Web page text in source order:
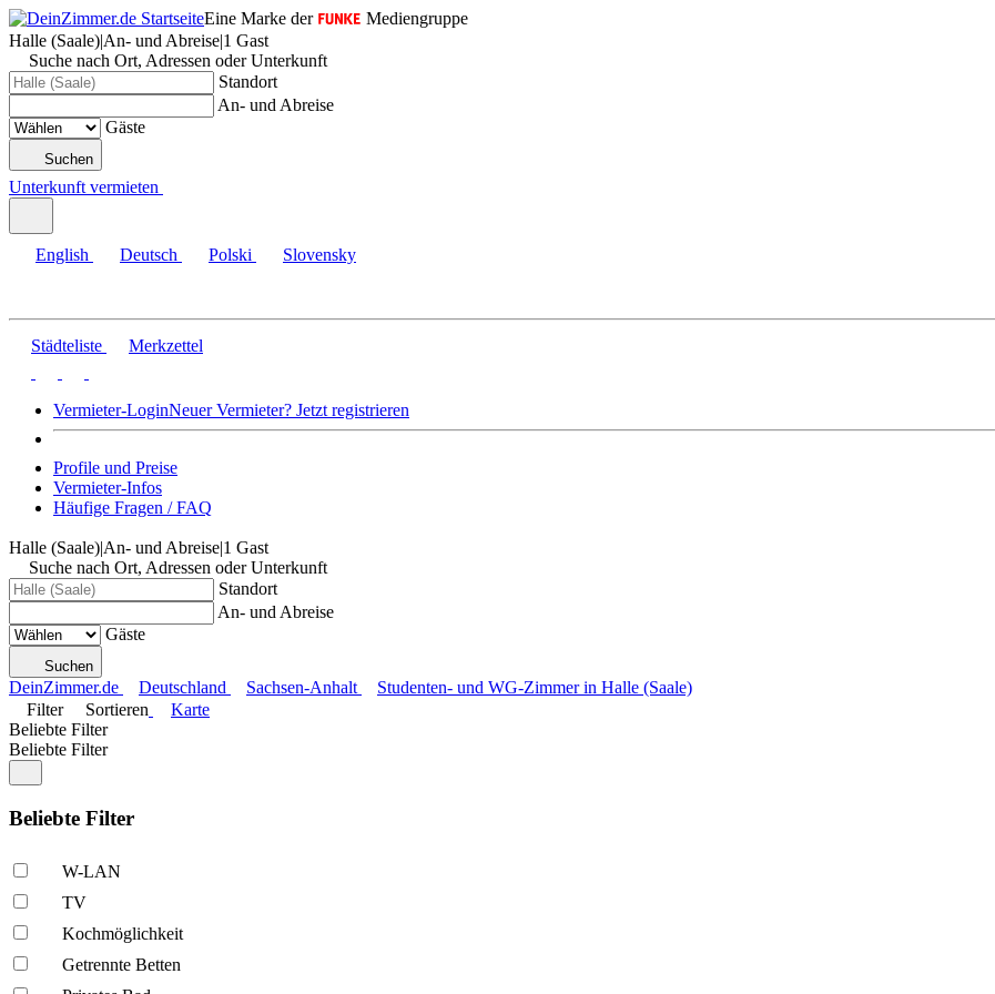
Eine Marke der
Mediengruppe
Halle (Saale)|An- und Abreise|1 Gast
Suche nach Ort, Adressen oder Unterkunft
Standort
An- und Abreise
Gäste
Suchen
Unterkunft vermieten
English Deutsch Polski Slovensky
Städteliste Merkzettel
Vermieter-LoginNeuer Vermieter? Jetzt registrieren
Profile und Preise
Vermieter-Infos
Häufige Fragen / FAQ
Halle (Saale)|An- und Abreise|1 Gast
Suche nach Ort, Adressen oder Unterkunft
Standort
An- und Abreise
Gäste
Suchen
DeinZimmer.de Deutschland Sachsen-Anhalt
Studenten- und WG-Zimmer in Halle (Saale)
Filter
Sortieren
Karte
Beliebte Filter
Beliebte Filter
Beliebte Filter
W-LAN
TV
Kochmöglich­keit
Getrennte Betten